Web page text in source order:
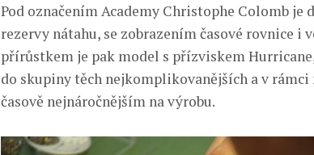
Pod označením Academy Christophe Colomb je
rezervy nátahu, se zobrazením časové rovnice i
přírůstkem je pak model s přízviskem
do skupiny těch nejkomplikovanějších a v rámci
časově nejnáročnějším na výrobu.